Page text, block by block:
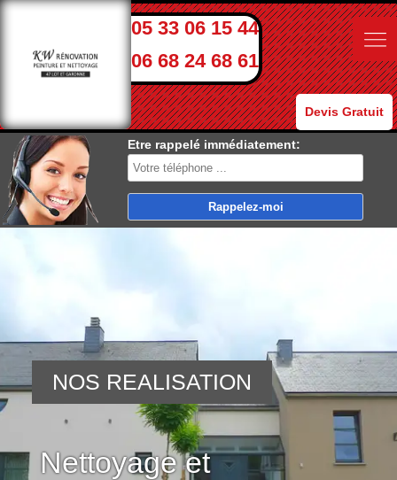
05 33 06 15 44
06 68 24 68 61
Devis Gratuit
Etre rappelé immédiatement:
Nettoyage et
NOS REALISATION